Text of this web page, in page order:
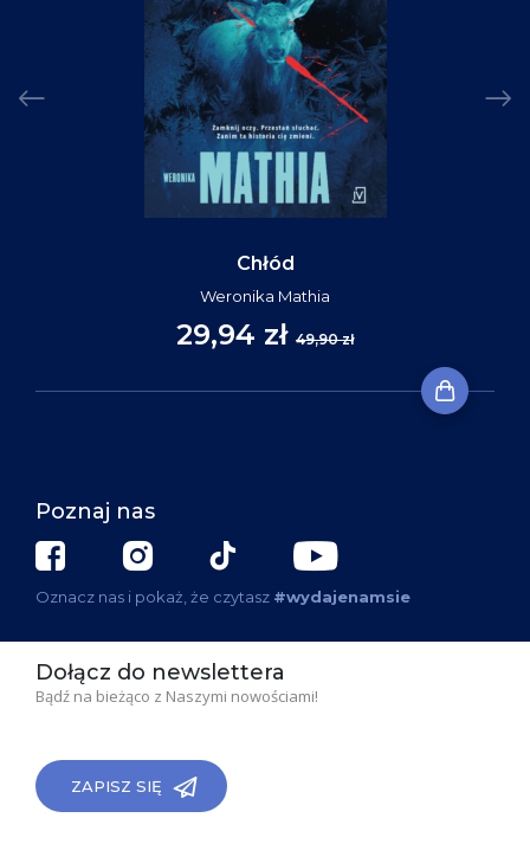
Chłód
Weronika Mathia
29,94 zł 49,90 zł
Poznaj nas
Oznacz nas i pokaż, że czytasz #wydajenamsie
Dołącz do newslettera
Bądź na bieżąco z Naszymi nowościami!
ZAPISZ SIĘ